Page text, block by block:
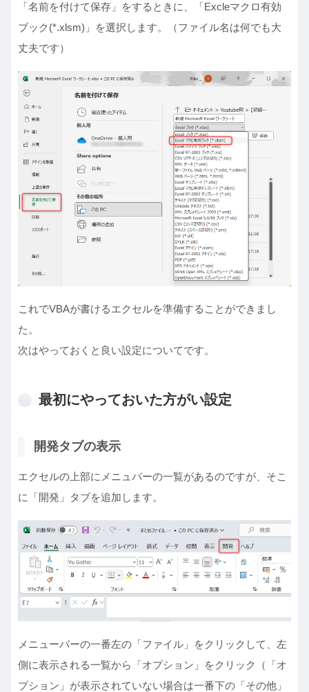
「名前を付けて保存」をするときに、「Excleマクロ有効
ブック(*.xlsm)」を選択します。（ファイル名は何でも大
丈夫です）
これでVBAが書けるエクセルを準備することができまし
た。
次はやっておくと良い設定についてです。
最初にやっておいた方がい設定
開発タブの表示
エクセルの上部にメニュバーの一覧があるのですが、そこ
に「開発」タブを追加します。
メニューバーの一番左の「ファイル」をクリックして、左
側に表示される一覧から「オプション」をクリック（「オ
プション」が表示されていない場合は一番下の「その他」